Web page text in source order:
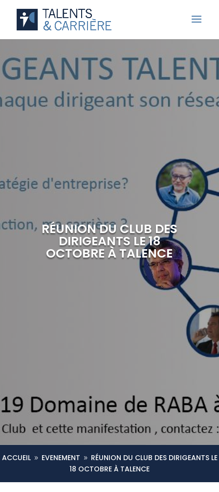
RÉUNION DU CLUB DES
DIRIGEANTS LE 18
OCTOBRE À TALENCE
ACCUEIL 9 EVENEMENT 9 RÉUNION DU CLUB DES DIRIGEANTS LE
18 OCTOBRE À TALENCE